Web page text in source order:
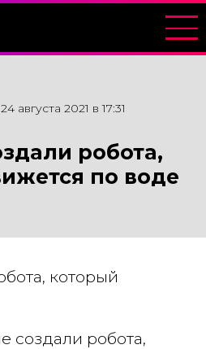
24 августа 2021 в 17:31
робота,
по воде
который
создали робота,